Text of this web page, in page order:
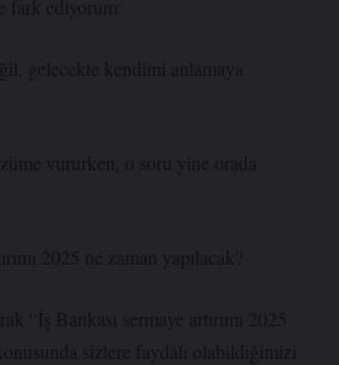
fark ediyorum:
gelecekte kendimi anlamaya
vururken, o soru yine orada
2025 ne zaman yapılacak?
“İş Bankası sermaye artırımı 2025
sizlere faydalı olabildiğimizi